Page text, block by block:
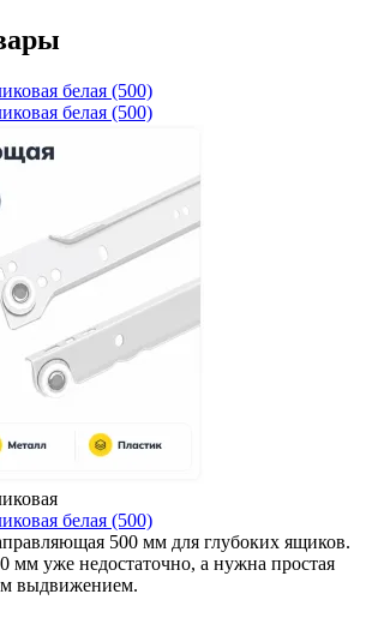
белая (500)
белая (500)
белая (500)
500 мм для глубоких ящиков.
мм уже недостаточно, а нужна простая
выдвижением.